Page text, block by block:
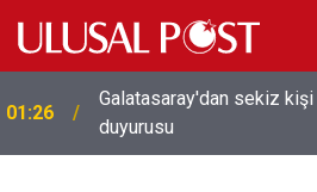
01:26
Galatasaray'dan sekiz kişi
duyurusu